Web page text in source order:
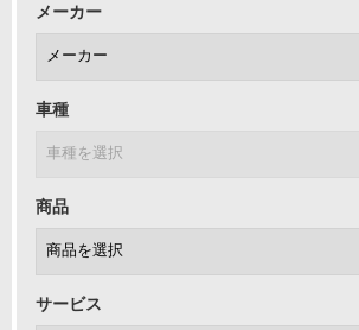
メーカー
車種
商品
サービス